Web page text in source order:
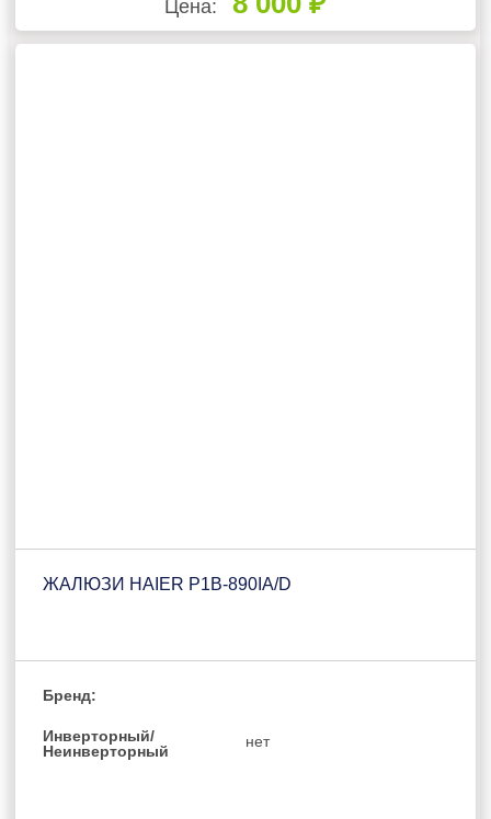
Цена:
ЖАЛЮЗИ HAIER P1B-890IA/D
Бренд:
Инверторный/
Неинверторный
нет